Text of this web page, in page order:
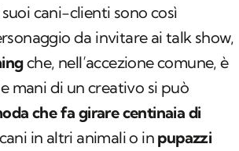
cani-clienti sono così
da invitare ai talk show,
che, nell’accezione comune, è
mani di un creativo si può
che fa girare centinaia di
in altri animali o in pupazzi